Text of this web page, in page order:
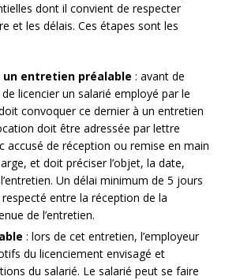
dont il convient de respecter
et les délais. Ces étapes sont les
un entretien préalable : avant de
licencier un salarié employé par le
convoquer ce dernier à un entretien
doit être adressée par lettre
accusé de réception ou remise en main
et doit préciser l’objet, la date,
Un délai minimum de 5 jours
entre la réception de la
de l’entretien.
: lors de cet entretien, l’employeur
du licenciement envisagé et
du salarié. Le salarié peut se faire